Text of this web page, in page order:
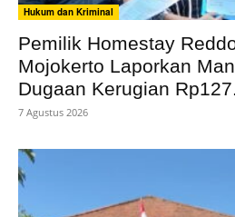
Hukum dan Kriminal
Pemilik Homestay
Mojokerto Laporkan
Dugaan Kerugian
7 Agustus 2026